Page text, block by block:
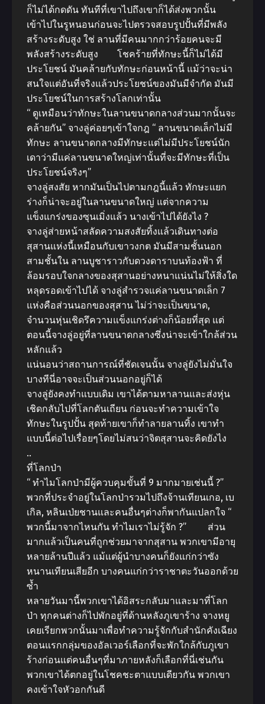
ก็ไม่ได้กดดัน ทันทีที่เขาไปถึงเขาก็ได้ส่งพวกนั้น
เข้าไปในรูหนอนก่อนจะไปตรวจสอบรูปปั้นที่มีพลัง
สร้างระดับสูง ใช่ ลานที่มีคนมากกว่าร้อยคนจะมี
พลังสร้างระดับสูง โชคร้ายที่ทักษะนี้ก็ไม่ได้มี
ประโยชน์ มันคล้ายกับทักษะก่อนหน้านี้ แม้ว่าจะน่า
สนใจแต่อันที่จริงแล้วประโยชน์ของมันมีจำกัด มันมี
ประโยชน์ในการสร้างโลกเท่านั้น
“ ดูเหมือนว่าทักษะในลานขนาดกลางส่วนมากนั้นจะ
คล้ายกัน” จางลู่ค่อยๆเข้าใจกฎ “ ลานขนาดเล็กไม่มี
ทักษะ ลานขนาดกลางมีทักษะแต่ไม่มีประโยชน์นัก
เดาว่ามีแค่ลานขนาดใหญ่เท่านั้นที่จะมีทักษะที่เป็น
ประโยชน์จริงๆ”
จางลู่สงสัย หากมันเป็นไปตามกฎนี้แล้ว ทักษะแยก
ร่างก็น่าจะอยู่ในลานขนาดใหญ่ แต่จากความ
แข็งแกร่งของซุนเมิ่งแล้ว นางเข้าไปได้ยังไง ?
จางลู่ส่ายหน้าสลัดความสงสัยทิ้งแล้วเดินทางต่อ
สุสานแห่งนี้เหมือนกับเขาวงกต มันมีสามชั้นนอก
สามชั้นใน ลานบูชาราวกับดวงดาราบนท้องฟ้า ที่
ล้อมรอบใจกลางของสุสานอย่างหนาแน่นไม่ให้สิ่งใด
หลุดรอดเข้าไปได้ จางลู่สำรวจแค่ลานขนาดเล็ก 7
แห่งคือส่วนนอกของสุสาน ไม่ว่าจะเป็นขนาด,
จำนวนหุ่นเชิดรึความแข็งแกร่งต่างก็น้อยที่สุด แต่
ตอนนี้จางลู่อยู่ที่ลานขนาดกลางซึ่งน่าจะเข้าใกล้ส่วน
หลักแล้ว
แน่นอนว่าสถานการณ์ที่ชัดเจนนั้น จางลู่ยังไม่มั่นใจ
บางทีนี่อาจจะเป็นส่วนนอกอยู่ก็ได้
จางลู่ยังคงทำแบบเดิม เขาได้ตามหาลานและส่งหุ่น
เชิดกลับไปที่โลกตันเถียน ก่อนจะทำความเข้าใจ
ทักษะในรูปปั้น สุดท้ายเขาก็ทำลายลานทิ้ง เขาทำ
แบบนี้ต่อไปเรื่อยๆโดยไม่สนว่าจิตสุสานจะคิดยังไง
..
ที่โลกป่า
“ ทำไมโลกป่ามีผู้ควบคุมขั้นที่ 9 มากมายเช่นนี้ ?”
พวกที่ประจำอยู่ในโลกป่ารวมไปถึงจ้านเทียนเกอ, เบ
เกิล, หลินเป่ยชานและคนอื่นๆต่างก็พากันแปลกใจ “
พวกนี้มาจากไหนกัน ทำไมเราไม่รู้จัก ?” ส่วน
มากแล้วเป็นคนที่ถูกช่วยมาจากสุสาน พวกเขามีอายุ
หลายล้านปีแล้ว แม้แต่ผู้นำบางคนก็ยังแก่กว่าซัง
หนานเทียนเสียอีก บางคนแก่กว่าราชาตะวันออกด้วย
ซ้ำ
หลายวันมานี้พวกเขาได้อิสระกลับมาและมาที่โลก
ป่า ทุกคนต่างก็ไปพักอยู่ที่ด้านหลังภูเขาร้าง จางหยู
เคยเรียกพวกนั้นมาเพื่อทำความรู้จักกับสำนักคังเฉียง
ตอนแรกกลุ่มของอัลเวอร์เลือกที่จะพักใกล้กับภูเขา
ร้างก่อนแต่คนอื่นๆที่มาภายหลังก็เลือกที่นี่เช่นกัน
พวกเขาได้ตกอยู่ในโชคชะตาแบบเดียวกัน พวกเขา
คงเข้าใจหัวอกกันดี